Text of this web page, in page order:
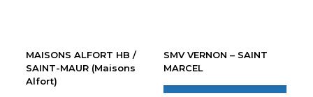
MAISONS ALFORT HB /
SAINT-MAUR (Maisons
Alfort)
SMV VERNON – SAINT
MARCEL